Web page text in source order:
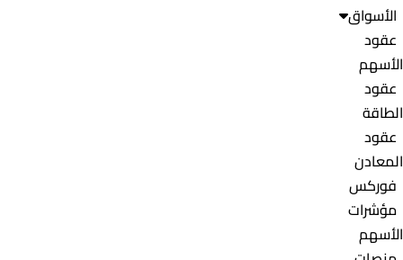
الأسواق
عقود
الأسهم
عقود
الطاقة
عقود
المعادن
فوركس
مؤشرات
الأسهم